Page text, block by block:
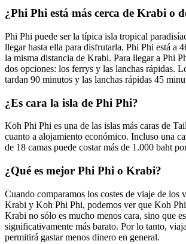
¿Phi Phi está más cerca de Krabi o
Phi Phi puede ser la típica isla tropical
llegar hasta ella para disfrutarla. Phi Phi está a
la misma distancia de Krabi. Para llegar a Phi
dos opciones: los ferrys y las lanchas rápidas.
tardan 90 minutos y las lanchas rápidas 45
¿Es cara la isla de Phi Phi?
Koh Phi Phi es una de las islas más caras de
cuanto a alojamiento económico. Incluso una
de 18 camas puede costar más de 1.000 baht
¿Qué es mejor Phi Phi o Krabi?
Cuando comparamos los costes de viaje de los
Krabi y Koh Phi Phi, podemos ver que Koh Phi
Krabi no sólo es mucho menos cara, sino que
significativamente más barato. Por lo tanto,
permitirá gastar menos dinero en general.